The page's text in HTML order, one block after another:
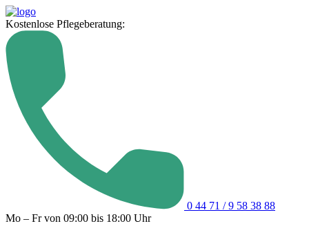
Kostenlose Pflegeberatung:
0 44 71 / 9 58 38 88
Mo – Fr von 09:00 bis 18:00 Uhr